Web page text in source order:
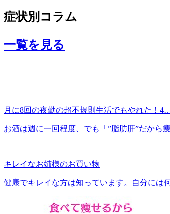
症状別コラム
一覧を見る
月に8回の夜勤の超不規則生活でもやれた！
お酒は週に一回程度、でも「”脂肪肝”だか
キレイなお姉様のお買い物
健康でキレイな方は知っています。自分に